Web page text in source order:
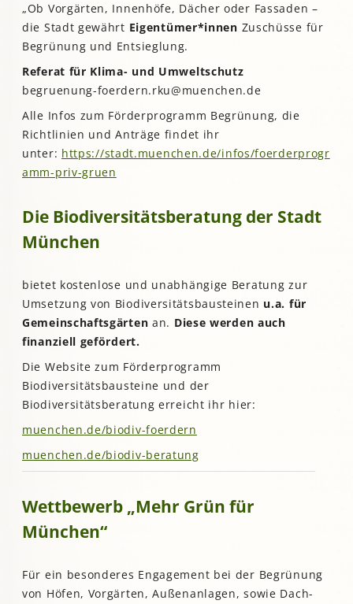
„Ob Vorgärten, Innenhöfe, Dächer oder Fassaden –
die Stadt gewährt Eigentümer*innen Zuschüsse für
Begrünung und Entsieglung.
Referat für Klima- und Umweltschutz
begruenung-foerdern.rku@muenchen.de
Alle Infos zum Förderprogramm Begrünung, die
Richtlinien und Anträge findet ihr
unter: https://stadt.muenchen.de/infos/foerderprogr
amm-priv-gruen
Die Biodiversitätsberatung der Stadt
München
bietet kostenlose und unabhängige Beratung zur
Umsetzung von Biodiversitätsbausteinen u.a. für
Gemeinschaftsgärten an. Diese werden auch
finanziell gefördert.
Die Website zum Förderprogramm
Biodiversitätsbausteine und der
Biodiversitätsberatung erreicht ihr hier:
muenchen.de/biodiv-foerdern
muenchen.de/biodiv-beratung
Wettbewerb „Mehr Grün für
München“
Für ein besonderes Engagement bei der Begrünung
von Höfen, Vorgärten, Außenanlagen, sowie Dach-